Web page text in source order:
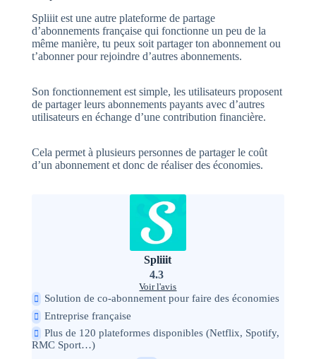
Spliiit est une autre plateforme de partage
d’abonnements française qui fonctionne un peu de la
même manière, tu peux soit partager ton abonnement ou
t’abonner pour rejoindre d’autres abonnements.
Son fonctionnement est simple, les utilisateurs proposent
de partager leurs abonnements payants avec d’autres
utilisateurs en échange d’une contribution financière.
Cela permet à plusieurs personnes de partager le coût
d’un abonnement et donc de réaliser des économies.
Spliiit
4.3
Voir l'avis
Solution de co-abonnement pour faire des économies
Entreprise française
Plus de 120 plateformes disponibles (Netflix, Spotify,
RMC Sport…)